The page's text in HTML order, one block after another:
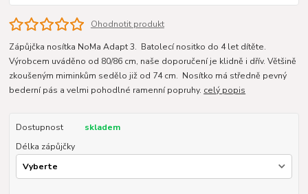
Ohodnotit produkt
Zápůjčka nosítka NoMa Adapt 3. Batolecí nositko do 4 let dítěte.
Výrobcem uváděno od 80/86 cm, naše doporučení je klidně i dřív. Většině
zkoušeným miminkům sedělo již od 74 cm. Nosítko má středně pevný
bederní pás a velmi pohodlné ramenní popruhy. celý popis
Dostupnost
skladem
Délka zápůjčky